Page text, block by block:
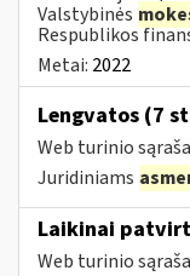
Valstybinės
Respublikos
Metai: 2022
Lengvatos (7
Web turinio
Juridiniams
Laikinai
Web turinio